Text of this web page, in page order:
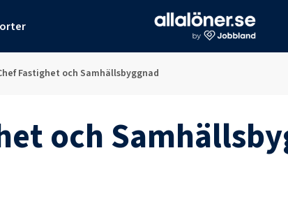
Fastighet och Samhällsbyggnad
och